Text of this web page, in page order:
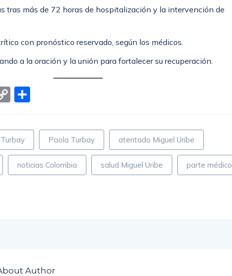
tras más de 72 horas de hospitalización y la intervención de
con pronóstico reservado, según los médicos.
a la oración y la unión para fortalecer su recuperación.
Copy
Paola Turbay atentado Miguel Uribe
noticias Colombia salud Miguel Uribe parte médico
Author